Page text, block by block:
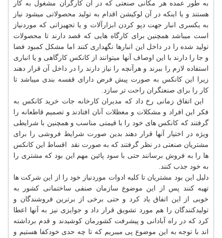
به طور عمده هر مکانی صنعتی که در آن کارگران مشغول به کار
هستند و یا اینکه در آن لوکیشن اقدام به تولید محصولاتی میشود نیاز
به یکسری انبار جهت دپو کردن ابزارآلات و یا تجهیزاتی که موردنیاز
است میباشد همچنین برای کارگاه هایی که قصد دارند تا محصولات
تولید شده را در داخل این انبارها نگهداری کنند اما مشکل کمبود فضا
و جا را دارند با این اوصاف آنها میتوانند از کانکس کارگاهی و یا انباری
استفاده لازم را ببرند و هرآنچه را نیاز دارند را در داخل آن قرار دهند
زیرا این کانکس به صورت پیش فرض دارای قفسه بندی میباشد تا
کار را برای صنعتگران راحت تر سازد.
این اتفاق زمانی رخ داد که مدیران کارخانه جات خرید کانکس به
فکر این افراد و مشکلات و معظلات آنان افتادند و تصمیم قاطعانه را
گرفتند که کانکس های خود را با قیمتی مناسب و همچنین با شرایطی
ویژه در اختیار آنها قرار دهند بدین صورت شرایط فروشی را برای
مشتریان صنعتی در نظر گرفتند که به صورت نقد اقساط این کانکس
ها را به فروش برسانند حتی با سود پائین مهم این بود که مشتری را
به خود جذب کنند.
دلیل این بود مشتریان تا کلیه ادوات موردنیاز خود را از این شرکت ها
تهیه کنند پس از این موضوع سازمان صنفی ساختمانی کشور به
خوبی از این اتفاق یاد کرد و حتی برخی از برترین فروشندگان و
تولیدکنندگان را هم مورد تشویق قرار داد و جوایزی نیز به آنها اعطا
کرد که در راه آبادانی و پیشرفت کشورمان کوشیدند و قدم برداشته
اند با توجه به این موضوع پی میبریم که تا چه حدی خودکفا هستیم و